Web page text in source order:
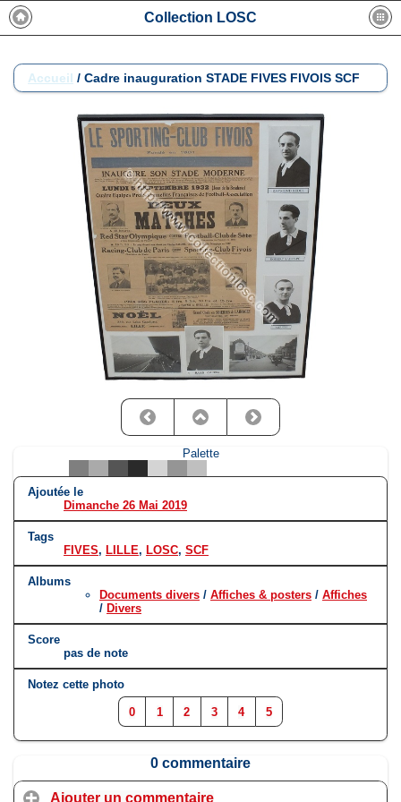
Collection LOSC
Accueil / Cadre inauguration STADE FIVES FIVOIS SCF
Palette
Ajoutée le
Dimanche 26 Mai 2019
Tags
FIVES, LILLE, LOSC, SCF
Albums
Documents divers / Affiches & posters / Affiches
/ Divers
Score
pas de note
Notez cette photo
0 1 2 3 4 5
0 commentaire
Ajouter un commentaire